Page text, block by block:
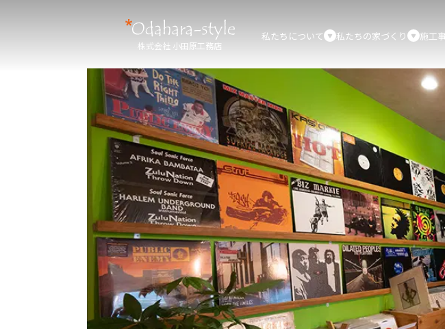
株式会社 小田原工務店
私たちについて 私たちの家づくり 施工